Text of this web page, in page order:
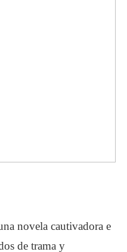
novela cautivadora e
de trama y